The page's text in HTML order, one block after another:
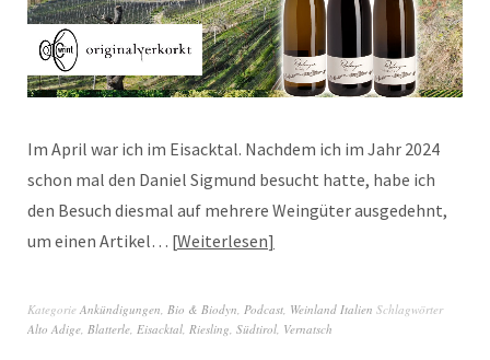
Im April war ich im Eisacktal. Nachdem ich im Jahr 2024
schon mal den Daniel Sigmund besucht hatte, habe ich
den Besuch diesmal auf mehrere Weingüter ausgedehnt,
um einen Artikel… Weiterlesen
Kategorie Ankündigungen Bio & Biodyn Podcast Weinland Italien Schlagwörter
Alto Adige Blatterle Eisacktal Riesling Südtirol Vernatsch